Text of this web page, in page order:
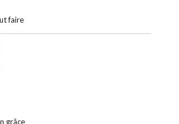
faire
grâce